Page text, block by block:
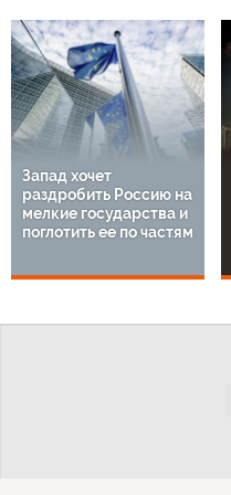
Запад хочет
раздробить Россию на
мелкие государства и
поглотить ее по частям